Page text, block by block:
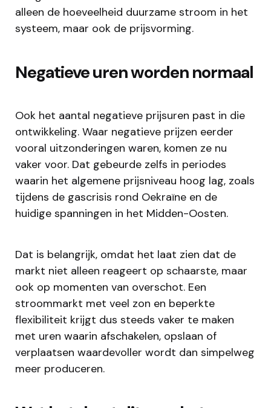
alleen de hoeveelheid duurzame stroom in het
systeem, maar ook de prijsvorming.
Negatieve uren worden normaal
Ook het aantal negatieve prijsuren past in die
ontwikkeling. Waar negatieve prijzen eerder
vooral uitzonderingen waren, komen ze nu
vaker voor. Dat gebeurde zelfs in periodes
waarin het algemene prijsniveau hoog lag, zoals
tijdens de gascrisis rond Oekraïne en de
huidige spanningen in het Midden-Oosten.
Dat is belangrijk, omdat het laat zien dat de
markt niet alleen reageert op schaarste, maar
ook op momenten van overschot. Een
stroommarkt met veel zon en beperkte
flexibiliteit krijgt dus steeds vaker te maken
met uren waarin afschakelen, opslaan of
verplaatsen waardevoller wordt dan simpelweg
meer produceren.